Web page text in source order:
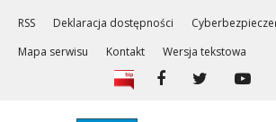
RSS Deklaracja dostępności
Mapa serwisu
Kontakt Wersja tekstowa